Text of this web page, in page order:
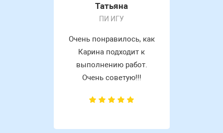
Татьяна
ПИ ИГУ
Очень понравилось, как
Карина подходит к
выполнению работ.
Очень советую!!!